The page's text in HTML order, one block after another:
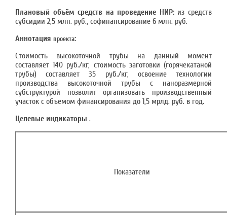
Плановый объём средств на проведение НИР:из средств
субсидии 2,5 млн. руб., софинансирование 6 млн. руб.
Аннотация проекта:
Стоимость высокоточной трубы на данный момент
составляет 140 руб./кг, стоимость заготовки (горячекатаной
трубы) составляет 35 руб./кг, освоение технологии
производства высокоточной трубы с наноразмерной
субструктурой позволит организовать производст­венный
участок с объемом финансирования до 1,5 мрлд. руб. в год.
Целевые индикаторы .
Показатели